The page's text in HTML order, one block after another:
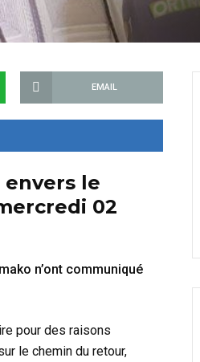
EMAIL
le
02
n’ont communiqué
pour des raisons
le chemin du retour,